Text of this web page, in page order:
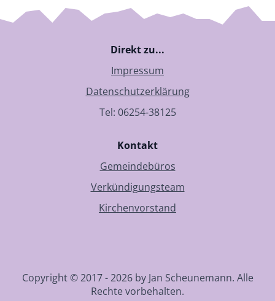
Direkt zu...
Impressum
Datenschutzerklärung
Tel: 06254-38125
Kontakt
Gemeindebüros
Verkündigungsteam
Kirchenvorstand
Copyright © 2017 - 2026 by Jan Scheunemann. Alle
Rechte vorbehalten.